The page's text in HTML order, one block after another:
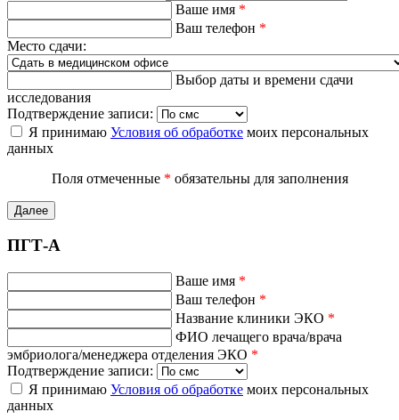
Ваше имя *
Ваш телефон *
Место сдачи:
Выбор даты и времени сдачи
исследования
Подтверждение записи:
Я принимаю Условия об обработке моих персональных
данных
Поля отмеченные * обязательны для заполнения
Далее
ПГТ-А
Ваше имя *
Ваш телефон *
Название клиники ЭКО *
ФИО лечащего врача/врача
эмбриолога/менеджера отделения ЭКО *
Подтверждение записи:
Я принимаю Условия об обработке моих персональных
данных